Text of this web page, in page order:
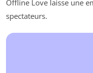
Offline Love laisse une
spectateurs.